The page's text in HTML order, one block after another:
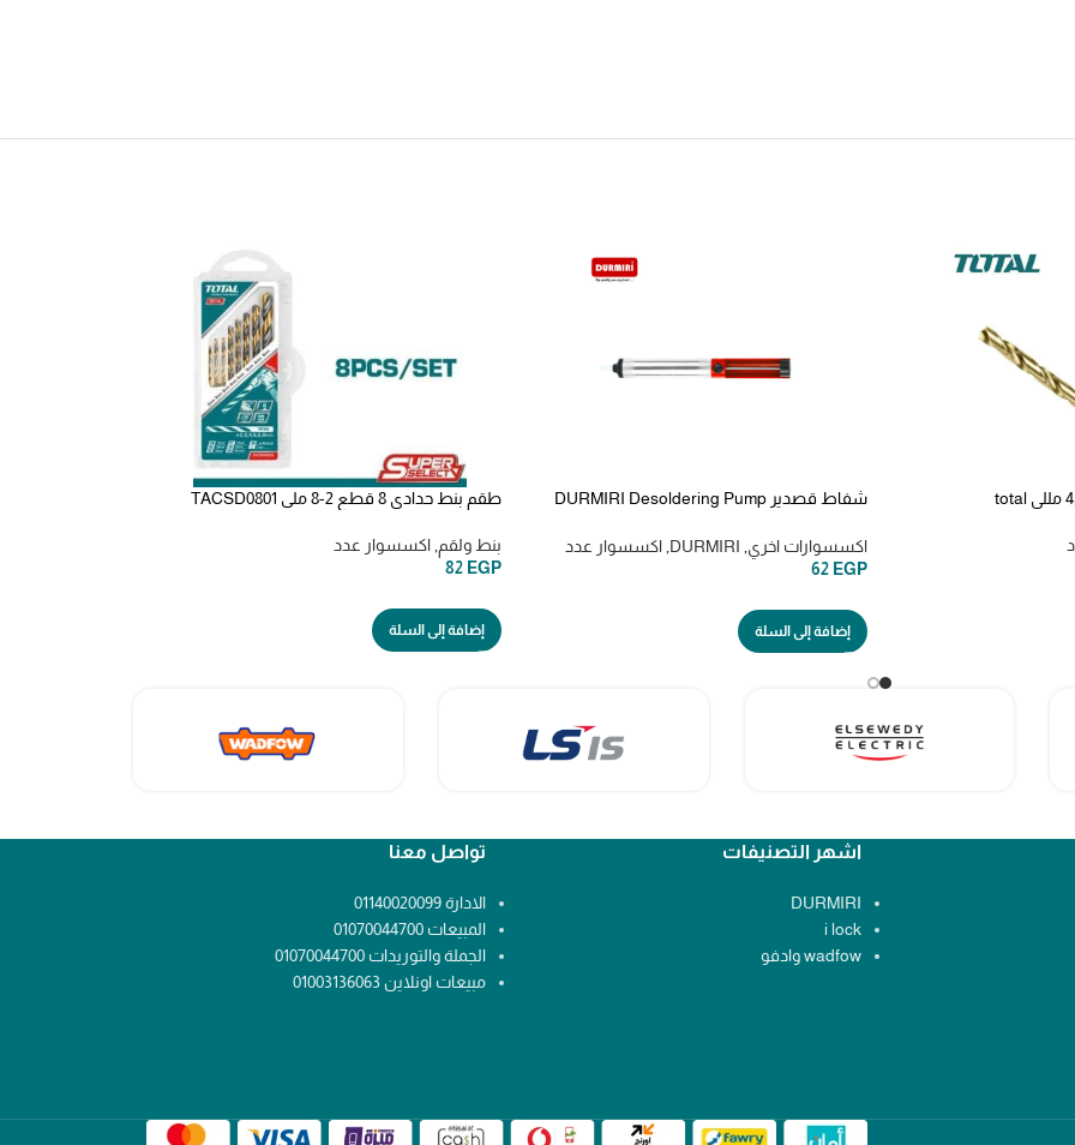
شفاط قصدير DURMIRI Desoldering Pump
اكسسوارات اخري DURMIRI اكسسوار عدد
62 EGP
إضافة إلى السلة
طقم بنط حدادي 8 قطع 2-8 ملى TACSD0801
بنط ولقم اكسسوار عدد
82 EGP
إضافة إلى السلة
اشهر التصنيفات
DURMIRI
i lock
wadfow وادفو
تواصل معنا
الادارة 01140020099
المبيعات 01070044700
الجملة والتوريدات 01070044700
مبيعات اونلاين 01003136063